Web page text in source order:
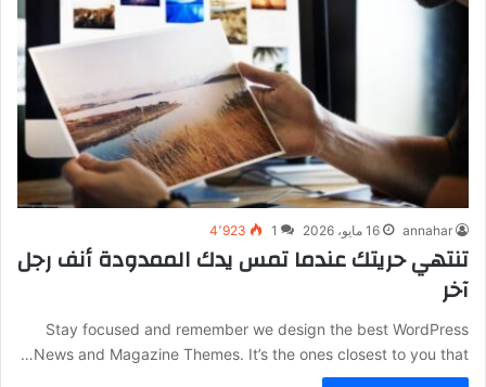
annahar 16 مايو، 2026 1 4٬923
تنتهي حريتك عندما تمس يدك الممدودة أنف رجل
آخر
Stay focused and remember we design the best WordPress
News and Magazine Themes. It’s the ones closest to you that…